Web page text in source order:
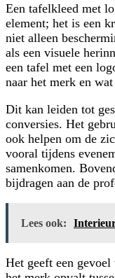
Een tafelkleed met
element; het is een
niet alleen
als een visuele
een tafel met een
naar het merk en
Dit kan leiden tot
conversies. Het
ook helpen om de
vooral tijdens
samenkomen.
bijdragen aan de
Lees ook:
Het geeft een